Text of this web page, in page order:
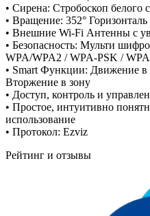
• Сирена: Стробоскоп белого
• Вращение: 352°
• Внешние Wi-Fi Антенны с
• Безопасность: Мульти
WPA/WPA2 / WPA-PSK /
• Smart Функции: Движение в
Вторжение в зону
• Доступ, контроль и
• Простое, интуитивно
использование
• Протокол: Ezviz
Рейтинг и отзывы